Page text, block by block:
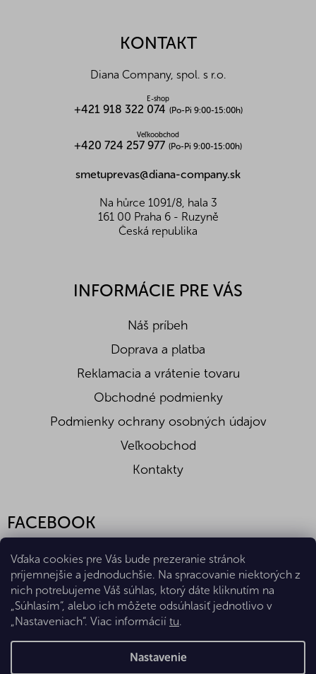
Vďaka cookies pre Vás bude prezeranie stránok
príjemnejšie a jednoduchšie. Na spracovanie niektorých z
nich potrebujeme Váš súhlas, ktorý dáte kliknutím na
„Súhlasím“, alebo ich môžete odsúhlasiť jednotlivo v
„Nastaveniach“. Viac informácií tu.
Nastavenie
KONTAKT
Diana Company, spol. s r.o.
E-shop
+421 918 322 074 (Po-Pi 9:00-15:00h)
Veľkoobchod
+420 724 257 977 (Po-Pi 9:00-15:00h)
smetuprevas@diana-company.sk
Na hůrce 1091/8, hala 3
161 00 Praha 6 - Ruzyně
Česká republika
INFORMÁCIE PRE VÁS
Náš príbeh
Doprava a platba
Reklamacia a vrátenie tovaru
Obchodné podmienky
Podmienky ochrany osobných údajov
Veľkoobchod
Kontakty
FACEBOOK
Vytvoril Shoptet Premium